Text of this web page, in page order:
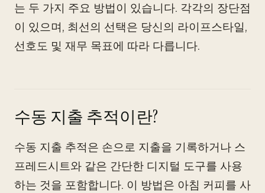
는 두 가지 주요 방법이 있습니다. 각각의 장단점
이 있으며, 최선의 선택은 당신의 라이프스타일,
선호도 및 재무 목표에 따라 다릅니다.
수동 지출 추적이란?
수동 지출 추적은 손으로 지출을 기록하거나 스
프레드시트와 같은 간단한 디지털 도구를 사용
하는 것을 포함합니다. 이 방법은 아침 커피를 사